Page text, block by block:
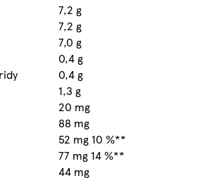
7,2 g
7,2 g
7,0 g
0,4 g
0,4 g
1,3 g
20 mg
88 mg
52 mg 10 %**
77 mg 14 %**
44 mg